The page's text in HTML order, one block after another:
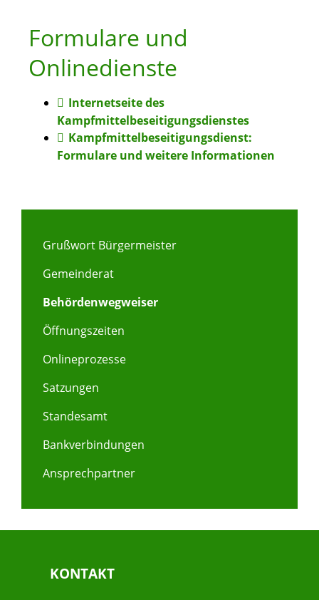
Formulare und
Onlinedienste
Internetseite des
Kampfmittelbeseitigungsdienstes
Kampfmittelbeseitigungsdienst:
Formulare und weitere Informationen
Grußwort Bürgermeister
Gemeinderat
Behördenwegweiser
Öffnungszeiten
Onlineprozesse
Satzungen
Standesamt
Bankverbindungen
Ansprechpartner
KONTAKT